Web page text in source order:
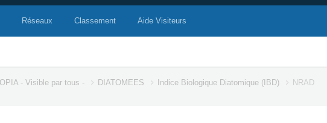
Réseaux Classement Aide Visiteurs
- Visible par tous - DIATOMEES Indice Biologique Diatomique (IBD) NRAD